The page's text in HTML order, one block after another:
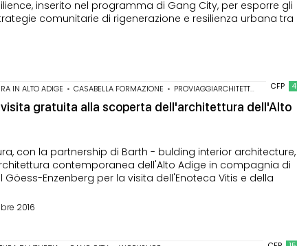
inserito nel programma di Gang City, per esporre gli
comunitarie di rigenerazione e resilienza urbana tra
CFP 4
IN ALTO ADIGE • CASABELLA FORMAZIONE • PROVIAGGIARCHITETTURA
gratuita alla scoperta dell'architettura dell'Alto
con la partnership di Barth - bulding interior architecture,
contemporanea dell'Alto Adige in compagnia di
Enzenberg per la visita dell'Enoteca Vitis e della
2016